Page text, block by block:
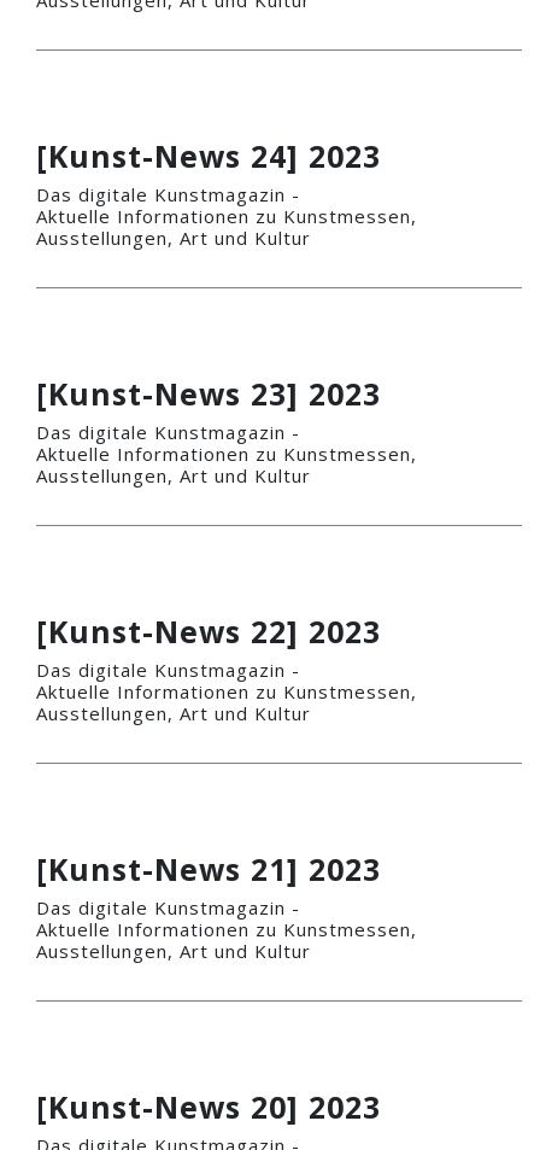
[Kunst-News 24] 2023
Das digitale Kunstmagazin -
Aktuelle Informationen zu Kunstmessen,
Ausstellungen, Art und Kultur
[Kunst-News 23] 2023
Das digitale Kunstmagazin -
Aktuelle Informationen zu Kunstmessen,
Ausstellungen, Art und Kultur
[Kunst-News 22] 2023
Das digitale Kunstmagazin -
Aktuelle Informationen zu Kunstmessen,
Ausstellungen, Art und Kultur
[Kunst-News 21] 2023
Das digitale Kunstmagazin -
Aktuelle Informationen zu Kunstmessen,
Ausstellungen, Art und Kultur
[Kunst-News 20] 2023
Das digitale Kunstmagazin -